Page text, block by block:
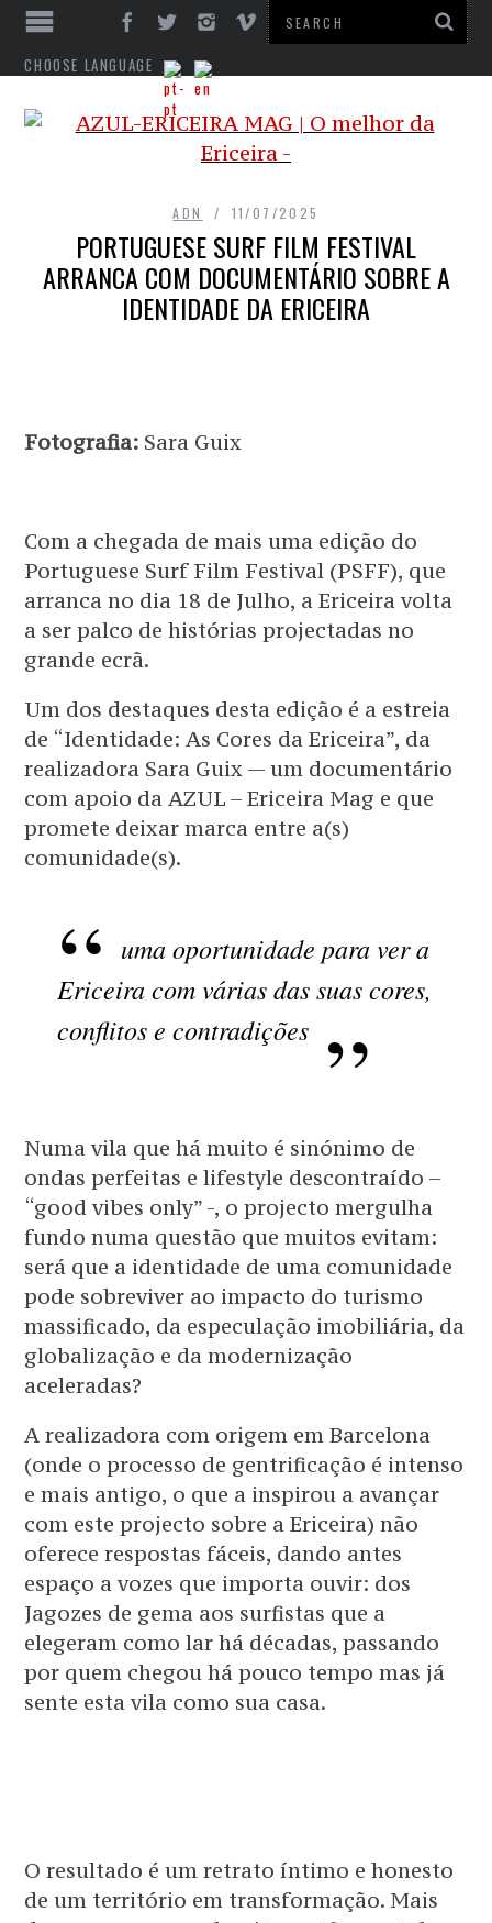
CHOOSE LANGUAGE
ADN 11/07/2025
PORTUGUESE SURF FILM FESTIVAL
ARRANCA COM DOCUMENTÁRIO SOBRE A
IDENTIDADE DA ERICEIRA
Fotografia: Sara Guix
Com a chegada de mais uma edição do
Portuguese Surf Film Festival (PSFF), que
arranca no dia 18 de Julho, a Ericeira volta
a ser palco de histórias projectadas no
grande ecrã.
Um dos destaques desta edição é a estreia
de “Identidade: As Cores da Ericeira”, da
realizadora Sara Guix — um documentário
com apoio da AZUL – Ericeira Mag e que
promete deixar marca entre a(s)
comunidade(s).
uma oportunidade para ver a
Ericeira com várias das suas cores,
conflitos e contradições
Numa vila que há muito é sinónimo de
ondas perfeitas e lifestyle descontraído –
“good vibes only” -, o projecto mergulha
fundo numa questão que muitos evitam:
será que a identidade de uma comunidade
pode sobreviver ao impacto do turismo
massificado, da especulação imobiliária, da
globalização e da modernização
aceleradas?
A realizadora com origem em Barcelona
(onde o processo de gentrificação é intenso
e mais antigo, o que a inspirou a avançar
com este projecto sobre a Ericeira) não
oferece respostas fáceis, dando antes
espaço a vozes que importa ouvir: dos
Jagozes de gema aos surfistas que a
elegeram como lar há décadas, passando
por quem chegou há pouco tempo mas já
sente esta vila como sua casa.
O resultado é um retrato íntimo e honesto
de um território em transformação. Mais